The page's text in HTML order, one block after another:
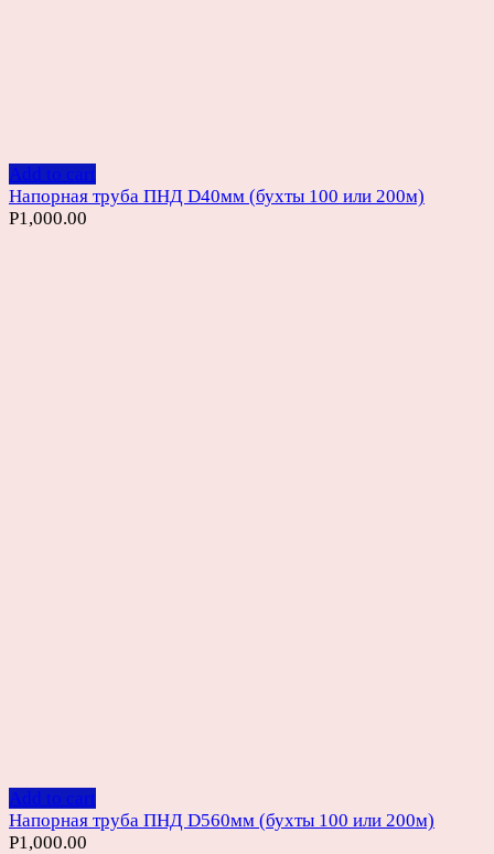
Add to cart
Напорная труба ПНД D40мм (бухты 100 или 200м)
Р1,000.00
Add to cart
Напорная труба ПНД D560мм (бухты 100 или 200м)
Р1,000.00